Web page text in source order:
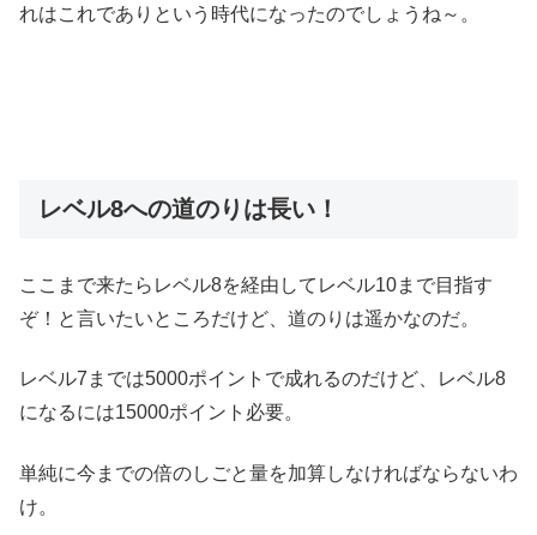
れはこれでありという時代になったのでしょうね～。
レベル8への道のりは長い！
ここまで来たらレベル8を経由してレベル10まで目指す
ぞ！と言いたいところだけど、道のりは遥かなのだ。
レベル7までは5000ポイントで成れるのだけど、レベル8
になるには15000ポイント必要。
単純に今までの倍のしごと量を加算しなければならないわ
け。